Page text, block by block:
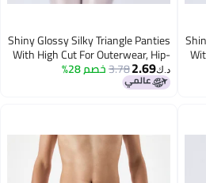
Shiny Glossy Silky Triangle Panties
With High Cut For Outerwear, Hip-
Hugging High-Waisted Plus-Size
Tight-Fitting Underwear 7254
د.ك‏2.69
3.78خصم 28%